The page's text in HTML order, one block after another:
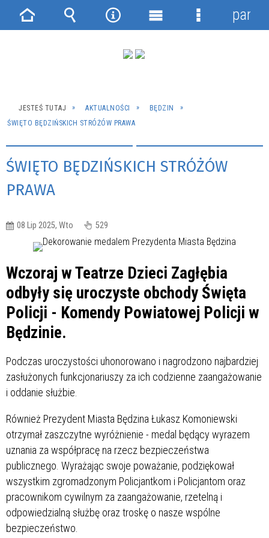
JESTEŚ TUTAJ AKTUALNOŚCI
BĘDZIN
ŚWIĘTO BĘDZIŃSKICH STRÓŻÓW PRAWA
ŚWIĘTO BĘDZIŃSKICH STRÓŻÓW
PRAWA
08 Lip 2025, Wto 529
Wczoraj w Teatrze Dzieci Zagłębia
odbyły się uroczyste obchody Święta
Policji - Komendy Powiatowej Policji w
Będzinie.
Podczas uroczystości uhonorowano i nagrodzono najbardziej
zasłużonych funkcjonariuszy za ich codzienne zaangażowanie
i oddanie służbie.
Również Prezydent Miasta Będzina Łukasz Komoniewski
otrzymał zaszczytne wyróżnienie - medal będący wyrazem
uznania za współpracę na rzecz bezpieczeństwa
publicznego. Wyrażając swoje poważanie, podziękował
wszystkim zgromadzonym Policjantkom i Policjantom oraz
pracownikom cywilnym za zaangażowanie, rzetelną i
odpowiedzialną służbę oraz troskę o nasze wspólne
bezpieczeństwo.
Strona Wyszukiwarka
NarzędziaMenu
Menu
panel